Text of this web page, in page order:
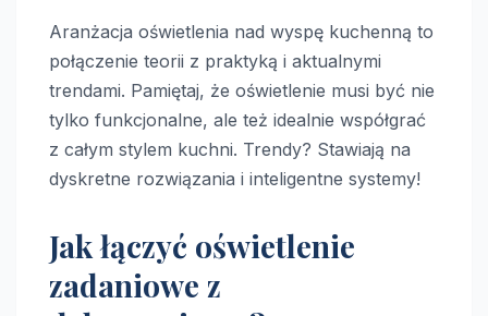
Aranżacja oświetlenia nad wyspę kuchenną to
połączenie teorii z praktyką i aktualnymi
trendami. Pamiętaj, że oświetlenie musi być nie
tylko funkcjonalne, ale też idealnie współgrać
z całym stylem kuchni. Trendy? Stawiają na
dyskretne rozwiązania i inteligentne systemy!
Jak łączyć oświetlenie
zadaniowe z